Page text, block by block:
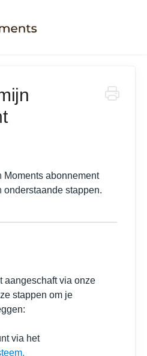
abonnement
onderstaande stappen.
aangeschaft via onze
stappen om je
via het